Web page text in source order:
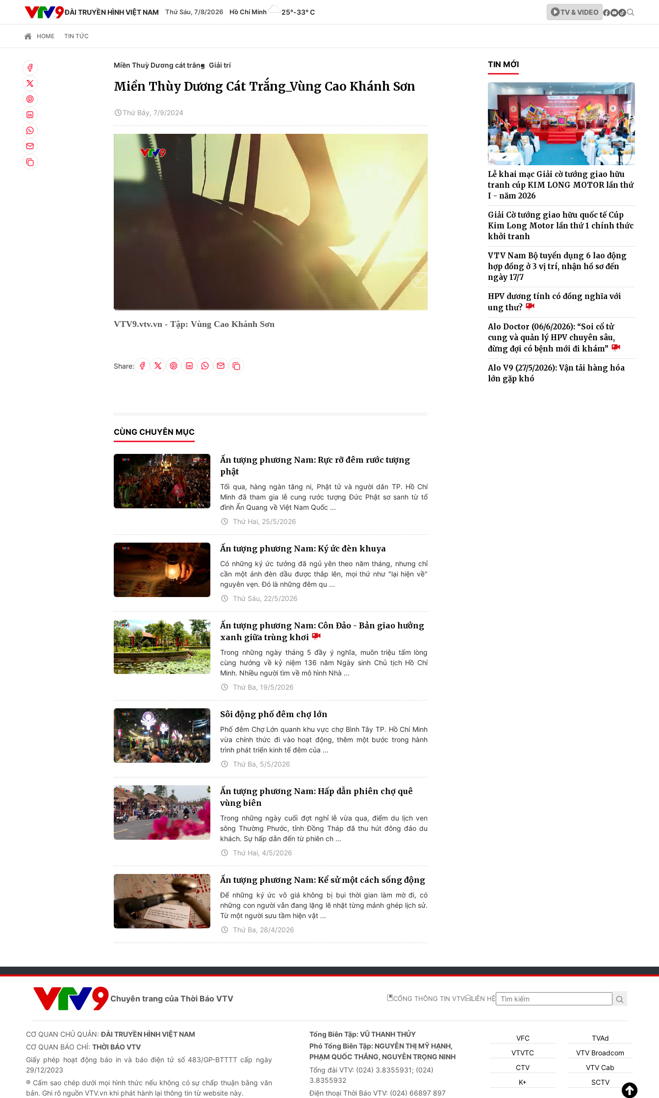
ĐÀI TRUYỀN HÌNH VIỆT NAM Thứ Sáu, 7/8/2026 Hồ Chí Minh 25°-33° C TV & VIDEO
HOME TIN TỨC
Miền Thuỳ Dương cát trắng Giải trí
Miền Thùy Dương Cát Trắng_Vùng Cao Khánh Sơn
Thứ Bảy, 7/9/2024
VTV9.vtv.vn - Tập: Vùng Cao Khánh Sơn
Share:
CÙNG CHUYÊN MỤC
Ấn tượng phương Nam: Rực rỡ đêm rước tượng
phật
Tối qua, hàng ngàn tăng ni, Phật tử và người dân TP. Hồ Chí
Minh đã tham gia lễ cung rước tượng Đức Phật sơ sanh từ tổ
đình Ấn Quang về Việt Nam Quốc ...
Thứ Hai, 25/5/2026
Ấn tượng phương Nam: Ký ức đèn khuya
Có những ký ức tưởng đã ngủ yên theo năm tháng, nhưng chỉ
cần một ánh đèn dầu được thắp lên, mọi thứ như "lại hiện về"
nguyên vẹn. Đó là những đêm qu ...
Thứ Sáu, 22/5/2026
Ấn tượng phương Nam: Côn Đảo - Bản giao hưởng
xanh giữa trùng khơi
Trong những ngày tháng 5 đầy ý nghĩa, muôn triệu tấm lòng
cùng hướng về kỷ niệm 136 năm Ngày sinh Chủ tịch Hồ Chí
Minh. Nhiều người tìm về mô hình Nhà ...
Thứ Ba, 19/5/2026
Sôi động phố đêm chợ lớn
Phố đêm Chợ Lớn quanh khu vực chợ Bình Tây TP. Hồ Chí Minh
vừa chính thức đi vào hoạt động, thêm một bước trong hành
trình phát triển kinh tế đêm của ...
Thứ Ba, 5/5/2026
Ấn tượng phương Nam: Hấp dẫn phiên chợ quê
vùng biên
Trong những ngày cuối đợt nghỉ lễ vừa qua, điểm du lịch ven
sông Thường Phước, tỉnh Đồng Tháp đã thu hút đông đảo du
khách. Sự hấp dẫn đến từ phiên ch ...
Thứ Hai, 4/5/2026
Ấn tượng phương Nam: Kể sử một cách sống động
Để những ký ức vô giá không bị bụi thời gian làm mờ đi, có
những con người vẫn đang lặng lẽ nhặt từng mảnh ghép lịch sử.
Từ một người sưu tầm hiện vật ...
Thứ Ba, 28/4/2026
TIN MỚI
Lễ khai mạc Giải cờ tướng giao hữu
tranh cúp KIM LONG MOTOR lần thứ
I - năm 2026
Giải Cờ tướng giao hữu quốc tế Cúp
Kim Long Motor lần thứ 1 chính thức
khởi tranh
VTV Nam Bộ tuyển dụng 6 lao động
hợp đồng ở 3 vị trí, nhận hồ sơ đến
ngày 17/7
HPV dương tính có đồng nghĩa với
ung thư?
Alo Doctor (06/6/2026): “Soi cổ tử
cung và quản lý HPV chuyên sâu,
đừng đợi có bệnh mới đi khám”
Alo V9 (27/5/2026): Vận tải hàng hóa
lớn gặp khó
Chuyên trang của Thời Báo VTV CỔNG THÔNG TIN VTV LIÊN HỆ
CƠ QUAN CHỦ QUẢN:ĐÀI TRUYỀN HÌNH VIỆT NAM
CƠ QUAN BÁO CHÍ: THỜI BÁO VTV
Giấy phép hoạt động báo in và báo điện tử số 483/GP-BTTTT cấp ngày
29/12/2023
® Cấm sao chép dưới mọi hình thức nếu không có sự chấp thuận bằng văn
bản. Ghi rõ nguồn VTV.vn khi phát hành lại thông tin từ website này.
Tổng Biên Tập:VŨ THANH THỦY
Phó Tổng Biên Tập: NGUYỄN THỊ MỸ HẠNH,
PHẠM QUỐC THẮNG, NGUYỄN TRỌNG NINH
Tổng đài VTV: (024) 3.8355931; (024)
3.8355932
Điện thoại Thời Báo VTV: (024) 66897 897
VFC
VTVTC
CTV
K+
TVAd
VTV Broadcom
VTV Cab
SCTV